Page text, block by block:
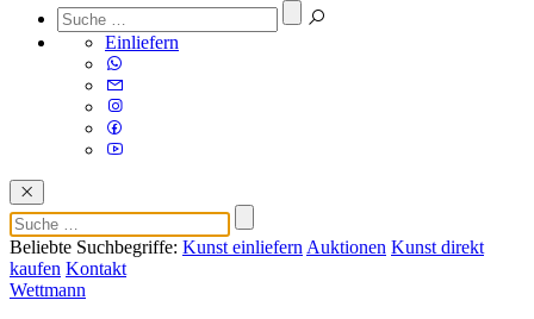
Einliefern
Beliebte Suchbegriffe: Kunst einliefern Auktionen Kunst direkt
kaufen Kontakt
Wettmann